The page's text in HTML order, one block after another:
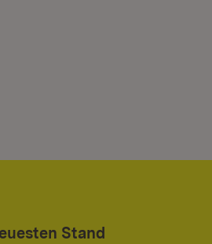
Stand